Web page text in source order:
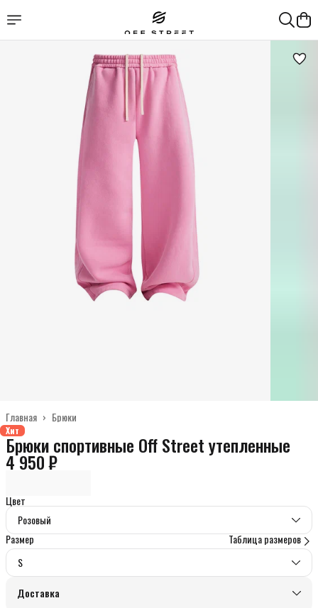
Брюки
Главная ›
Хит
Брюки спортивные Off Street утепленные
4 950 ₽
Цвет
Розовый
Размер
Таблица размеров
S
Доставка